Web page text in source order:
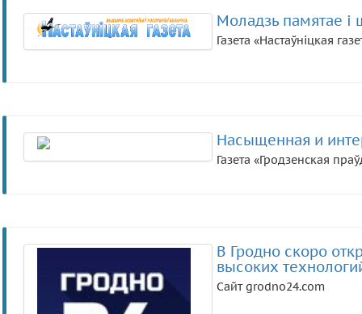
Моладзь памятае і
Газета «Настаўніцкая
Насыщенная и
Газета «Гродзенская
В Гродно скоро
высоких
Сайт grodno24.com